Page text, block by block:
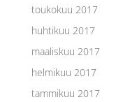
toukokuu 2017
huhtikuu 2017
maaliskuu 2017
helmikuu 2017
tammikuu 2017